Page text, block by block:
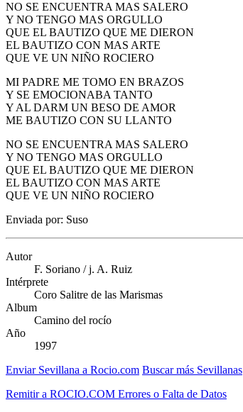
NO SE ENCUENTRA MAS SALERO
Y NO TENGO MAS ORGULLO
QUE EL BAUTIZO QUE ME DIERON
EL BAUTIZO CON MAS ARTE
QUE VE UN NIÑO ROCIERO
MI PADRE ME TOMO EN BRAZOS
Y SE EMOCIONABA TANTO
Y AL DARM UN BESO DE AMOR
ME BAUTIZO CON SU LLANTO
NO SE ENCUENTRA MAS SALERO
Y NO TENGO MAS ORGULLO
QUE EL BAUTIZO QUE ME DIERON
EL BAUTIZO CON MAS ARTE
QUE VE UN NIÑO ROCIERO
Enviada por: Suso
Autor
F. Soriano / j. A. Ruiz
Intérprete
Coro Salitre de las Marismas
Album
Camino del rocío
Año
1997
Enviar Sevillana a Rocio.com Buscar más Sevillanas
Remitir a ROCIO.COM Errores o Falta de Datos